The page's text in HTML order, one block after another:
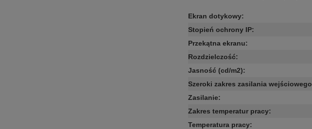
Ekran dotykowy:
Stopień ochrony IP:
Przekątna ekranu:
Rozdzielczość:
Jasność (cd/m2):
Szeroki zakres zasilania wejściowego
Zasilanie:
Zakres temperatur pracy:
Temperatura pracy: